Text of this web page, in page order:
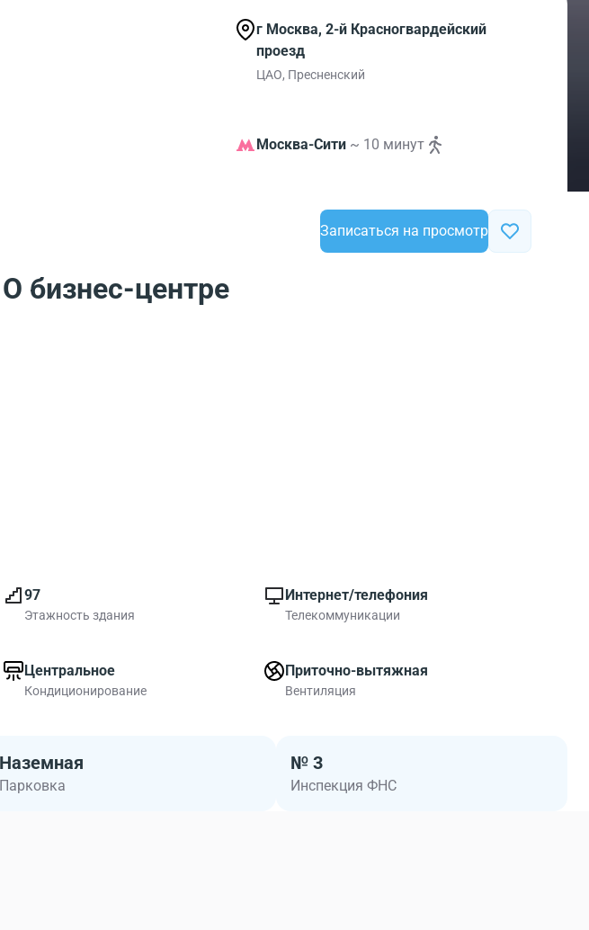
г Москва, 2-й Красногвардейский
проезд
ЦАО, Пресненский
Москва-Сити ~ 10 минут
Записаться на просмотр
О бизнес-центре
97
Этажность здания
Интернет/телефония
Телекоммуникации
Центральное
Кондиционирование
Приточно-вытяжная
Вентиляция
Наземная
Парковка
№ 3
Инспекция ФНС